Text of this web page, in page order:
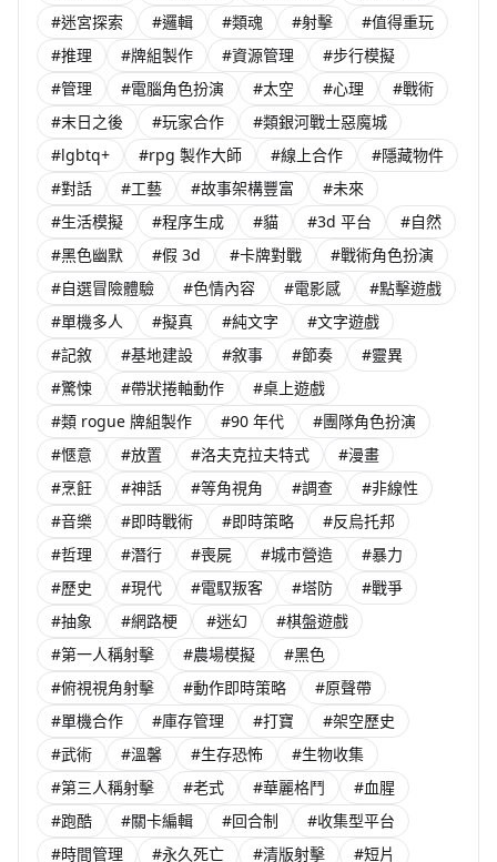
#迷宮探索
#邏輯 #類魂 #射擊
#值得重玩
#推理
#牌組製作 #資源管理
#步行模擬
#管理
#電腦角色扮演 #太空 #心理
#戰術
#末日之後
#玩家合作
#類銀河戰士惡魔城
#lgbtq+
#rpg 製作大師 #線上合作
#隱藏物件
#對話
#工藝 #故事架構豐富
#未來
#生活模擬
#程序生成 #貓 #3d 平台
#自然
#黑色幽默
#假 3d #卡牌對戰
#戰術角色扮演
#自選冒險體驗
#色情內容 #電影感
#點擊遊戲
#單機多人
#擬真 #純文字
#文字遊戲
#記敘
#基地建設 #敘事 #節奏
#靈異
#驚悚
#帶狀捲軸動作
#桌上遊戲
#類 rogue 牌組製作
#90 年代
#團隊角色扮演
#愜意
#放置 #洛夫克拉夫特式
#漫畫
#烹飪
#神話 #等角視角 #調查
#非線性
#音樂
#即時戰術 #即時策略
#反烏托邦
#哲理
#潛行 #喪屍 #城市營造
#暴力
#歷史
#現代 #電馭叛客 #塔防
#戰爭
#抽象
#網路梗 #迷幻
#棋盤遊戲
#第一人稱射擊
#農場模擬
#黑色
#俯視視角射擊
#動作即時策略
#原聲帶
#單機合作
#庫存管理 #打寶
#架空歷史
#武術
#溫馨 #生存恐怖
#生物收集
#第三人稱射擊
#老式 #華麗格鬥
#血腥
#跑酷
#關卡編輯 #回合制
#收集型平台
#時間管理
#永久死亡 #清版射擊 #短片